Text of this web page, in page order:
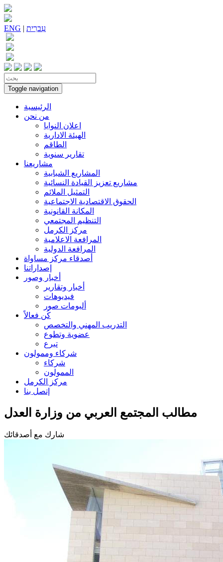
ENG | עִברִית
Toggle navigation
الرئيسية
من نحن
اعلان النوايا
الهيئة الادارية
الطاقم
تقارير سنوية
مشاريعنا
المشاريع الشبابية
مشاريع تعزيز القيادة النسائية
التمثيل الملائم
الحقوق الاقتصادية الاجتماعية
المكانة القانونية
التنظيم المجتمعي
مركز الكرمل
المرافعة الاعلامية
المرافعة الدولية
أصدقاء مركز مساواة
إصداراتنا
أخبار وصور
أخبار وتقارير
فيديوهات
ألبومات صور
كُن فعالاً
التدريب المهني والتخصص
عضوية وتطوع
تبرع
شركاء وممولون
شركاء
الممولون
مركز الكرمل
إتصل بنا
مطالب المجتمع العربي من وزارة العدل
شارك مع أصدقائك